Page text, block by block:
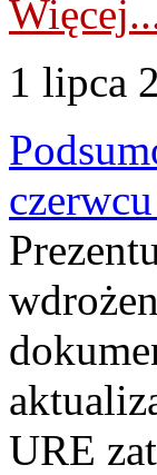
1 lipca
URE